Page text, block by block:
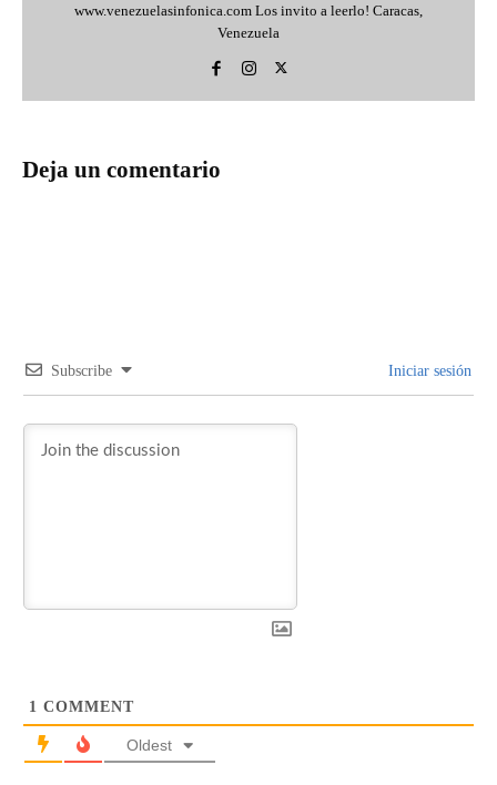
www.venezuelasinfonica.com Los invito a leerlo! Caracas,
Venezuela
Deja un comentario
Subscribe Iniciar sesión
1 COMMENT
Oldest